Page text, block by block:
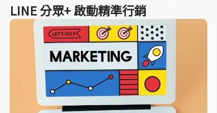
LINE 分眾+ 啟動精準行銷